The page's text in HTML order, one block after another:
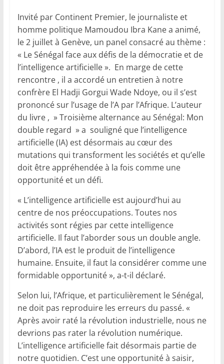
Invité par Continent Premier, le journaliste et
homme politique Mamoudou Ibra Kane a animé,
le 2 juillet à Genève, un panel consacré au thème :
« Le Sénégal face aux défis de la démocratie et de
l’intelligence artificielle ». En marge de cette
rencontre , il a accordé un entretien à notre
confrère El Hadji Gorgui Wade Ndoye, ou il s’est
prononcé sur l’usage de l’A par l’Afrique. L’auteur
du livre , » Troisième alternance au Sénégal: Mon
double regard » a souligné que l’intelligence
artificielle (IA) est désormais au cœur des
mutations qui transforment les sociétés et qu’elle
doit être appréhendée à la fois comme une
opportunité et un défi.
« L’intelligence artificielle est aujourd’hui au
centre de nos préoccupations. Toutes nos
activités sont régies par cette intelligence
artificielle. Il faut l’aborder sous un double angle.
D’abord, l’IA est le produit de l’intelligence
humaine. Ensuite, il faut la considérer comme une
formidable opportunité », a-t-il déclaré.
Selon lui, l’Afrique, et particulièrement le Sénégal,
ne doit pas reproduire les erreurs du passé. «
Après avoir raté la révolution industrielle, nous ne
devrions pas rater la révolution numérique.
L’intelligence artificielle fait désormais partie de
notre quotidien. C’est une opportunité à saisir,